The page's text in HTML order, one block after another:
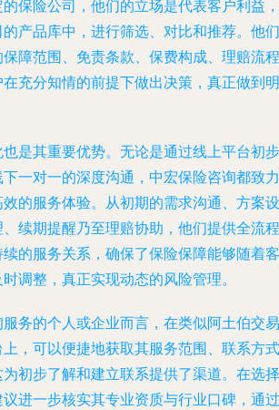
保险公司，他们的立场是代表客户利益，
产品库中，进行筛选、对比和推荐。他们
障范围、免责条款、保费构成、理赔流程
充分知情的前提下做出决策，真正做到明
是其重要优势。无论是通过线上平台初步
一对一的深度沟通，中宏保险咨询都致力
的服务体验。从初期的需求沟通、方案设
续期提醒乃至理赔协助，他们提供全流程
的服务关系，确保了保险保障能够随着客
调整，真正实现动态的风险管理。
务的个人或企业而言，在类似阿土伯交易
，可以便捷地获取其服务范围、联系方式
初步了解和建立联系提供了渠道。在选择
进一步核实其专业资质与行业口碑，通过